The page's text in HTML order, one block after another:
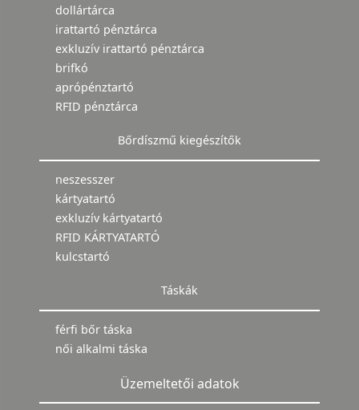
dollártárca
irattartó pénztárca
exkluzív irattartó pénztárca
brifkó
aprópénztartó
RFID pénztárca
Bőrdíszmű kiegészítők
neszesszer
kártyatartó
exkluzív kártyatartó
RFID KÁRTYATARTÓ
kulcstartó
Táskák
férfi bőr táska
női alkalmi táska
Üzemeltetői adatok